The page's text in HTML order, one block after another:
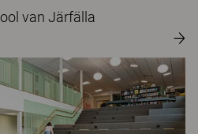
van Järfälla